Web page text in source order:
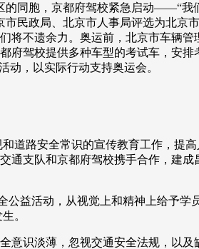
的同胞，京都府驾校紧急启动——“
民政局、北京市人事局评选为北京
不遗余力。奥运前，北京市车辆
驾校提供多种车型的考试车，安
动，以实际行动支持奥运会。
道路安全常识的宣传教育工作，提
支队和京都府驾校携手合作，建
益活动，从视觉上和精神上给予学
。
识淡薄，忽视交通安全法规，以及